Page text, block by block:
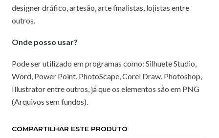
designer dráfico, artesão, arte finalistas, lojistas entre
outros.
Onde posso usar?
Pode ser utilizado em programas como: Silhuete Studio,
Word, Power Point, PhotoScape, Corel Draw, Photoshop,
Illustrator entre outros, já que os elementos são em PNG
(Arquivos sem fundos).
COMPARTILHAR ESTE PRODUTO